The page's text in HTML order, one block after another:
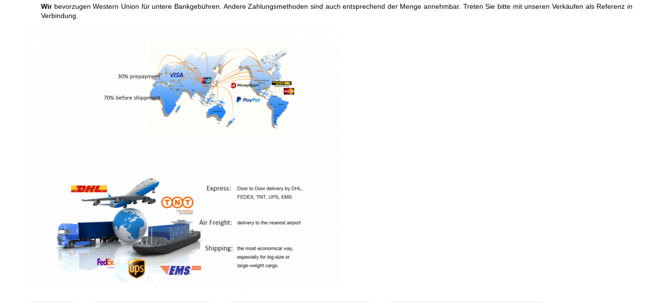
Wirbevorzugen Western Union für untere Bankgebühren. Andere Zahlungsmethoden sind auch entsprechend der Menge annehmbar. Treten Sie bitte mit unseren Verkäufen als Referenz in
Verbindung.